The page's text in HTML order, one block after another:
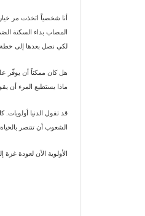
أنا شخصياً اتخذت مر
المصاب بداء السكتة
لكي نصل بعدها إلى خطة
هل كان ممكناً أن يوفّر
ماذا يستطيع المرء أن
قد تقول الدنيا
الشعوب أن تنتصر
الأولوية الآن لعودة